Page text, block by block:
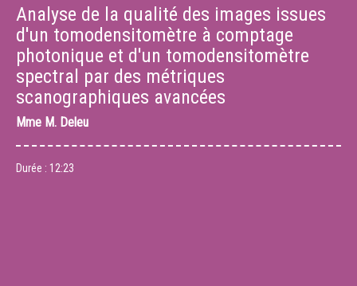
Analyse de la qualité des images issues
d'un tomodensitomètre à comptage
photonique et d'un tomodensitomètre
spectral par des métriques
scanographiques avancées
Mme M. Deleu
Durée : 12:23